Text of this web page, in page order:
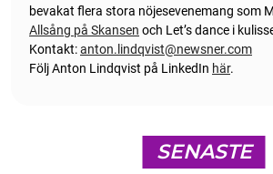
bevakat flera stora nöjesevenemang som
Allsång på Skansen och Let’s dance i
Kontakt:anton.lindqvist@newsner.com
Följ Anton Lindqvist på LinkedIn här.
SENASTE